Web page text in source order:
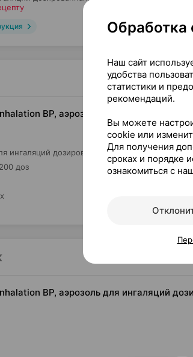
BP, аэрозоль для ингаляций
ингаляций дозированный
доз
BP, аэрозоль для ингаляций
Обработка
Наш сайт
удобства
статистики и
рекомендаций.
Вы можете
cookie или
Для получения
сроках и порядке
ознакомиться с